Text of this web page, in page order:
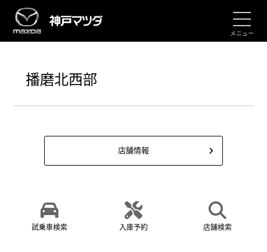
メニュー
播磨北西部
店舗情報
試乗車検索 入庫予約 店舗検索